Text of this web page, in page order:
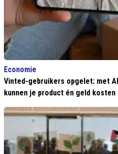
Economie
Vinted-gebruikers opgelet: met
kunnen je product én geld kosten